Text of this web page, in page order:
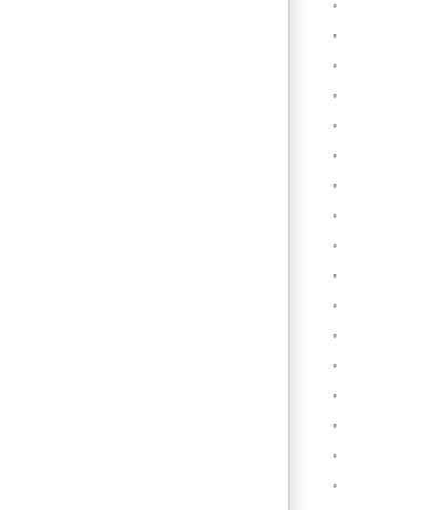
”
”
”
”
”
”
”
”
”
”
”
”
”
”
”
”
”